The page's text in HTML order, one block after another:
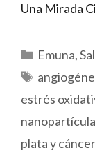
Una Mirada
Emuna,
Etiquetas
estrés
plata y cáncer